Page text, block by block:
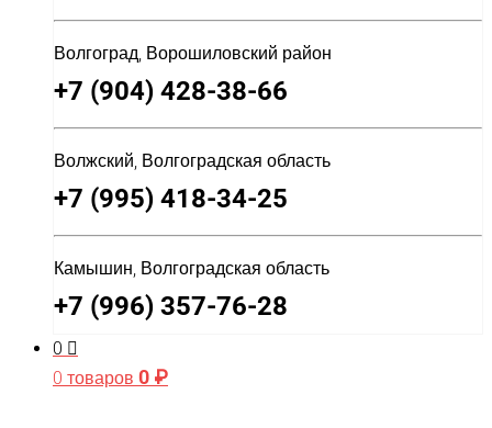
Волгоград, Ворошиловский район
+7 (904) 428-38-66
Волжский, Волгоградская область
+7 (995) 418-34-25
Камышин, Волгоградская область
+7 (996) 357-76-28
0
0 товаров 0 ₽